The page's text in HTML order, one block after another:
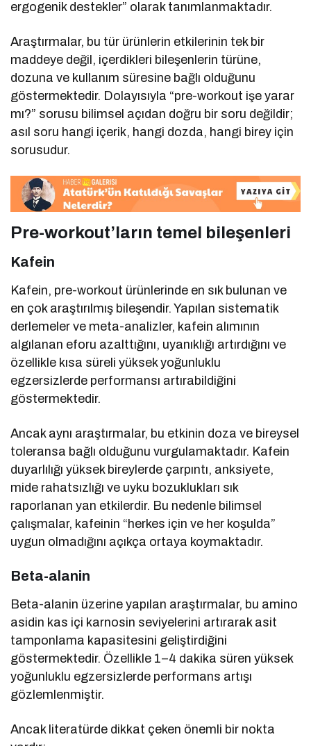
ergogenik destekler” olarak tanımlanmaktadır.
Araştırmalar, bu tür ürünlerin etkilerinin tek bir
maddeye değil, içerdikleri bileşenlerin türüne,
dozuna ve kullanım süresine bağlı olduğunu
göstermektedir. Dolayısıyla “pre-workout işe yarar
mı?” sorusu bilimsel açıdan doğru bir soru değildir;
asıl soru hangi içerik, hangi dozda, hangi birey için
sorusudur.
Pre-workout’ların temel bileşenleri
Kafein
Kafein, pre-workout ürünlerinde en sık bulunan ve
en çok araştırılmış bileşendir. Yapılan sistematik
derlemeler ve meta-analizler, kafein alımının
algılanan eforu azalttığını, uyanıklığı artırdığını ve
özellikle kısa süreli yüksek yoğunluklu
egzersizlerde performansı artırabildiğini
göstermektedir.
Ancak aynı araştırmalar, bu etkinin doza ve bireysel
toleransa bağlı olduğunu vurgulamaktadır. Kafein
duyarlılığı yüksek bireylerde çarpıntı, anksiyete,
mide rahatsızlığı ve uyku bozuklukları sık
raporlanan yan etkilerdir. Bu nedenle bilimsel
çalışmalar, kafeinin “herkes için ve her koşulda”
uygun olmadığını açıkça ortaya koymaktadır.
Beta-alanin
Beta-alanin üzerine yapılan araştırmalar, bu amino
asidin kas içi karnosin seviyelerini artırarak asit
tamponlama kapasitesini geliştirdiğini
göstermektedir. Özellikle 1–4 dakika süren yüksek
yoğunluklu egzersizlerde performans artışı
gözlemlenmiştir.
Ancak literatürde dikkat çeken önemli bir nokta